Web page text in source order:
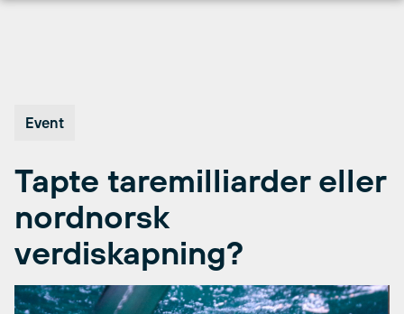
Event
Tapte taremilliarder eller
nordnorsk
verdiskapning?